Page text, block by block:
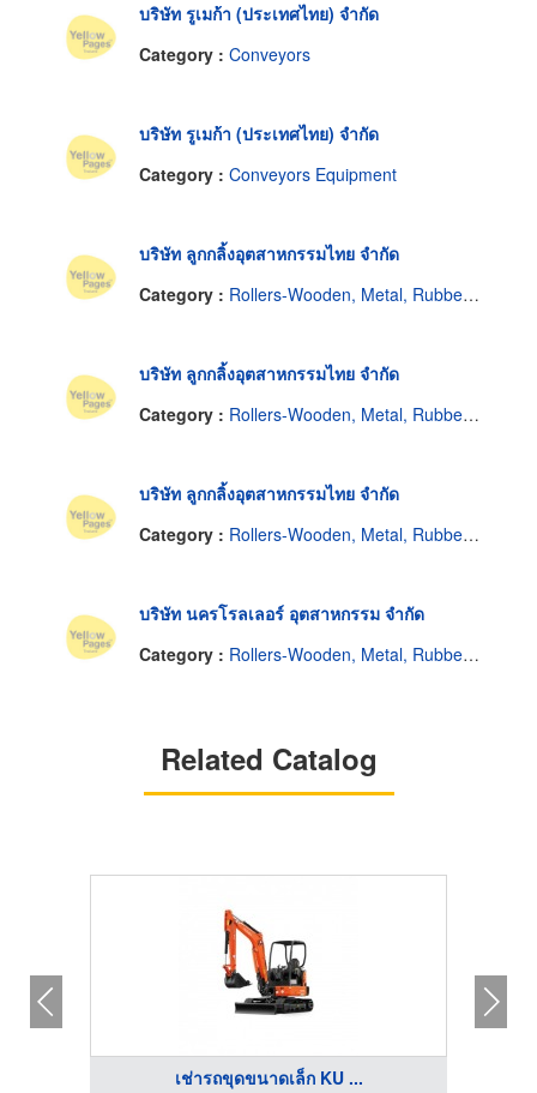
บริษัท รูเมก้า (ประเทศไทย) จำกัด
Category : Conveyors
บริษัท รูเมก้า (ประเทศไทย) จำกัด
Category : Conveyors Equipment
บริษัท ลูกกลิ้งอุตสาหกรรมไทย จำกัด
Category : Rollers-Wooden, Metal, Rubber, Etc
บริษัท ลูกกลิ้งอุตสาหกรรมไทย จำกัด
Category : Rollers-Wooden, Metal, Rubber, Etc
บริษัท ลูกกลิ้งอุตสาหกรรมไทย จำกัด
Category : Rollers-Wooden, Metal, Rubber, Etc
บริษัท นครโรลเลอร์ อุตสาหกรรม จำกัด
Category : Rollers-Wooden, Metal, Rubber, Etc
Related Catalog
เช่ารถขุดขนาดเล็ก KU ...